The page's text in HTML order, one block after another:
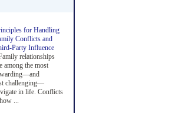
for Handling
Conflicts and
Party Influence
relationships
among the most
challenging—
in life. Conflicts
...